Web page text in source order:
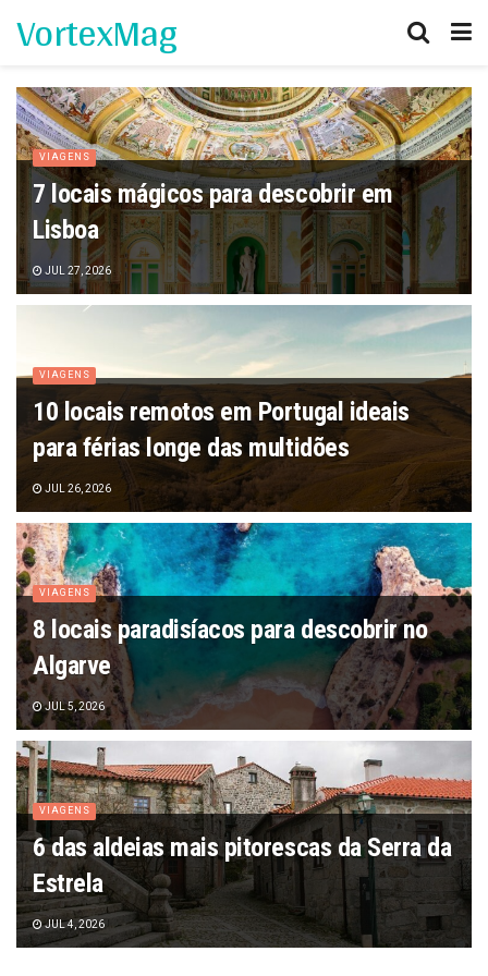
VortexMag
VIAGENS
7 locais mágicos para descobrir em
Lisboa
JUL 27, 2026
VIAGENS
10 locais remotos em Portugal ideais
para férias longe das multidões
JUL 26, 2026
VIAGENS
8 locais paradisíacos para descobrir no
Algarve
JUL 5, 2026
VIAGENS
6 das aldeias mais pitorescas da Serra da
Estrela
JUL 4, 2026